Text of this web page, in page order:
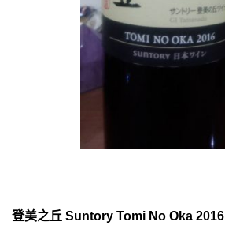
登美之丘 Suntory Tomi No Oka 2016